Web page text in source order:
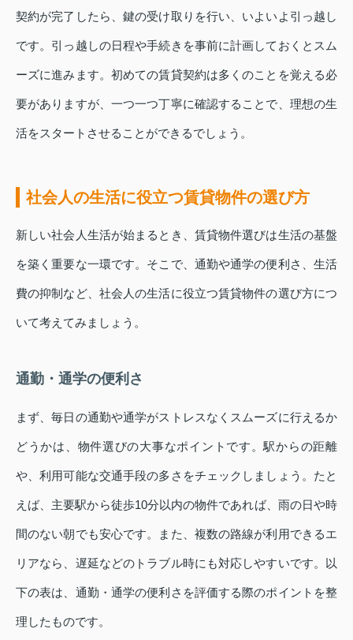
契約が完了したら、鍵の受け取りを行い、いよいよ引っ越し
です。引っ越しの日程や手続きを事前に計画しておくとスム
ーズに進みます。初めての賃貸契約は多くのことを覚える必
要がありますが、一つ一つ丁寧に確認することで、理想の生
活をスタートさせることができるでしょう。
社会人の生活に役立つ賃貸物件の選び方
新しい社会人生活が始まるとき、賃貸物件選びは生活の基盤
を築く重要な一環です。そこで、通勤や通学の便利さ、生活
費の抑制など、社会人の生活に役立つ賃貸物件の選び方につ
いて考えてみましょう。
通勤・通学の便利さ
まず、毎日の通勤や通学がストレスなくスムーズに行えるか
どうかは、物件選びの大事なポイントです。駅からの距離
や、利用可能な交通手段の多さをチェックしましょう。たと
えば、主要駅から徒歩10分以内の物件であれば、雨の日や時
間のない朝でも安心です。また、複数の路線が利用できるエ
リアなら、遅延などのトラブル時にも対応しやすいです。以
下の表は、通勤・通学の便利さを評価する際のポイントを整
理したものです。